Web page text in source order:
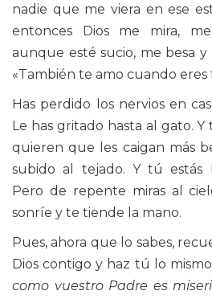
nadie que me viera en ese
entonces Dios me mira,
aunque esté sucio, me besa y
«También te amo cuando eres
Has perdido los nervios en
Le has gritado hasta al gato.
quieren que les caigan más
subido al tejado. Y tú estás
Pero de repente miras al
sonríe y te tiende la mano.
Pues, ahora que lo sabes,
Dios contigo y haz tú lo
como vuestro Padre es